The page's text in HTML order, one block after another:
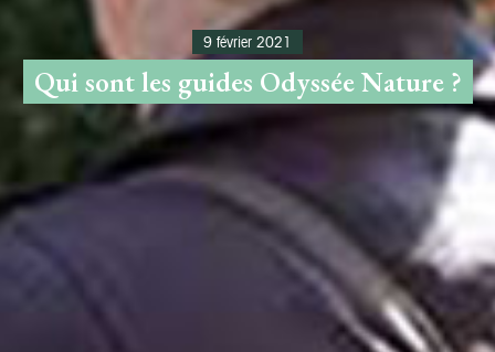
9 février 2021
Qui sont les guides Odyssée Nature ?